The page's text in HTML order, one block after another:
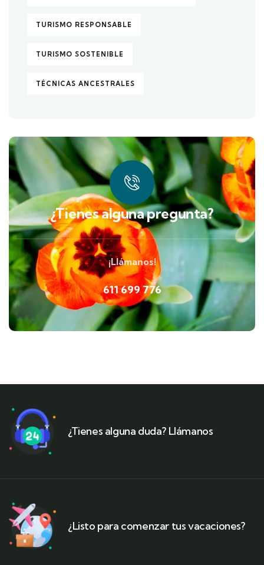
TURISMO RESPONSABLE
TURISMO SOSTENIBLE
TÉCNICAS ANCESTRALES
¿Tienes alguna pregunta?
¡Llámanos!
611 699 776
¿Tienes alguna duda? Llámanos
¿Listo para comenzar tus vacaciones?